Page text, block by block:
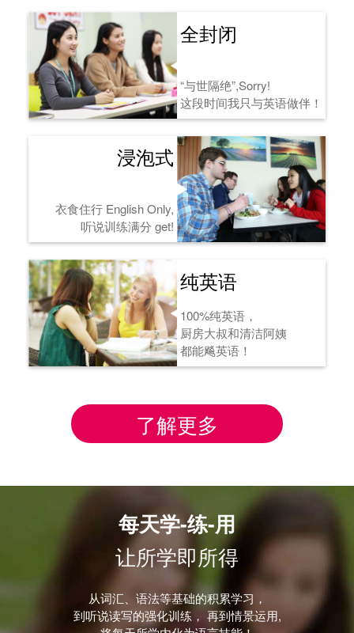
全封闭
“与世隔绝”,Sorry!
这段时间我只与英语做伴！
浸泡式
衣食住行 English Only,
听说训练满分 get!
纯英语
100%纯英语，
厨房大叔和清洁阿姨
都能飚英语！
了解更多
每天学-练-用
让所学即所得
从词汇、语法等基础的积累学习，
到听说读写的强化训练， 再到情景运用,